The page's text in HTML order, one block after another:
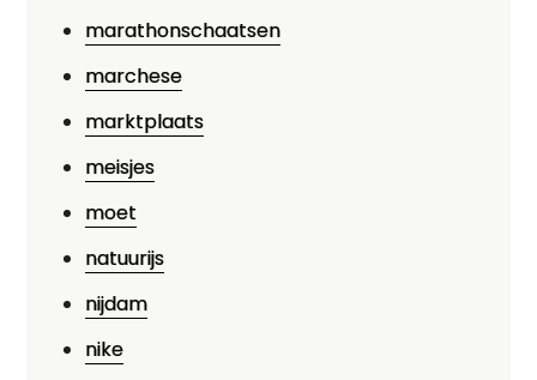
marathonschaatsen
marchese
marktplaats
meisjes
moet
natuurijs
nijdam
nike